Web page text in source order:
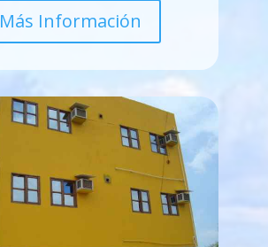
Más Información